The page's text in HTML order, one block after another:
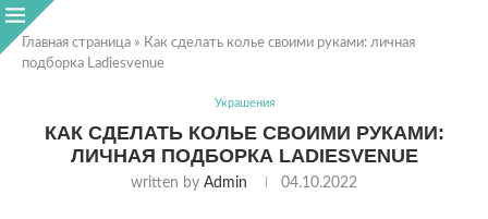
Главная страница » Как сделать колье своими руками: личная
подборка Ladiesvenue
Украшения
КАК СДЕЛАТЬ КОЛЬЕ СВОИМИ РУКАМИ:
ЛИЧНАЯ ПОДБОРКА LADIESVENUE
written by Admin 04.10.2022